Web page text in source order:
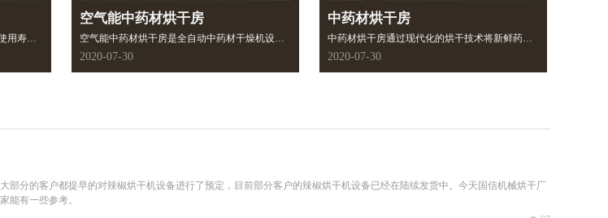
用寿命
热泵机
空气能中药材烘干房
空气能中药材烘干房是全自动中药材干燥机设
备，采用封闭结构设计，在烘干过程中不会产生
2020-07-30
中药材烘干房
中药材烘干房通过现代化的烘干技术将新鲜药材
进行烘干处理，从而很大地延长它们的保鲜期，
2020-07-30
部分的客户都提早的对辣椒烘干机设备进行了预定，目前部分客户的辣椒烘干机设备已经在陆续发货中。今天国信机械烘干厂
能有一些参考。